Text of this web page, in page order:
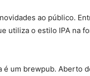
ao público.
utiliza o estilo IPA na
um brewpub. Aberto